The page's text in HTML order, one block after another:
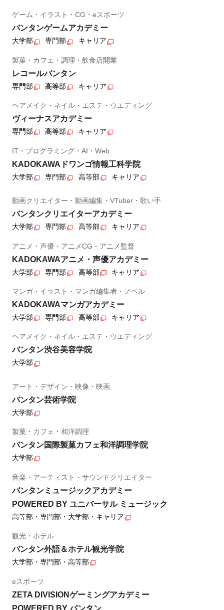
ゲーム・イラスト・CG・eスポーツ
バンタンゲームアカデミー
大学部 専門部 キャリア
製菓・カフェ・調理・飲食店開業
レコールバンタン
専門部 高等部 キャリア
ヘアメイク・ネイル・エステ・ウエディング
ヴィーナスアカデミー
専門部 高等部 キャリア
IT・プログラミング・AI・Web
KADOKAWAドワンゴ情報工科学院
大学部 専門部 高等部 キャリア
動画クリエイター・動画編集・VTuber・歌い手
バンタンクリエイターアカデミー
大学部 専門部 高等部 キャリア
アニメ・声優・アニメCG・アニメ監督
KADOKAWAアニメ・声優アカデミー
大学部 専門部 高等部 キャリア
マンガ・イラスト・マンガ編集者・ノベル
KADOKAWAマンガアカデミー
大学部 専門部 高等部 キャリア
ヘアメイク・ネイル・エステ・ウエディング
バンタン渋谷美容学院
大学部
アート・デザイン・映像・映画
バンタン芸術学院
大学部
製菓・カフェ・和洋調理
バンタン国際製菓カフェ和洋調理学院
大学部
音楽・アーティスト・サウンドクリエイター
バンタンミュージックアカデミー
POWERED BY ユニバーサル ミュージック
高等部・専門部・大学部・キャリア
観光・ホテル
バンタン外語＆ホテル観光学院
大学部・専門部・高等部
eスポーツ
ZETA DIVISIONゲーミングアカデミー
POWERED BY バンタン